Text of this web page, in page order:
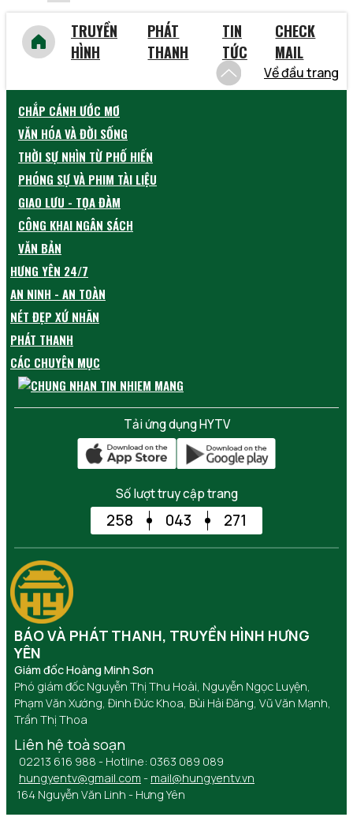
TRUYỀN
HÌNH
PHÁT
THANH
TIN
TỨC
CHECK
MAIL
Về đầu trang
CHẮP CÁNH ƯỚC MƠ
VĂN HÓA VÀ ĐỜI SỐNG
THỜI SỰ NHÌN TỪ PHỐ HIẾN
PHÓNG SỰ VÀ PHIM TÀI LIỆU
GIAO LƯU - TỌA ĐÀM
CÔNG KHAI NGÂN SÁCH
VĂN BẢN
HƯNG YÊN 24/7
AN NINH - AN TOÀN
NÉT ĐẸP XỨ NHÃN
PHÁT THANH
CÁC CHUYÊN MỤC
Tải ứng dụng HYTV
Số lượt truy cập trang
258 043 271
BÁO VÀ PHÁT THANH, TRUYỀN HÌNH HƯNG
YÊN
Giám đốc Hoàng Minh Sơn
Phó giám đốc Nguyễn Thị Thu Hoài, Nguyễn Ngọc Luyện,
Phạm Văn Xướng, Đinh Đức Khoa, Bùi Hải Đăng, Vũ Văn Mạnh,
Trần Thị Thoa
Liên hệ toà soạn
02213 616 988 - Hotline: 0363 089 089
hungyentv@gmail.com - mail@hungyentv.vn
164 Nguyễn Văn Linh - Hưng Yên